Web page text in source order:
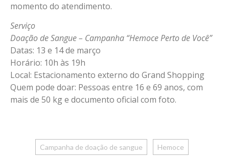
momento do atendimento.
Serviço
Doação de Sangue – Campanha “Hemoce Perto de Você”
Datas: 13 e 14 de março
Horário: 10h às 19h
Local: Estacionamento externo do Grand Shopping
Quem pode doar: Pessoas entre 16 e 69 anos, com
mais de 50 kg e documento oficial com foto.
Campanha de doação de sangue Hemoce